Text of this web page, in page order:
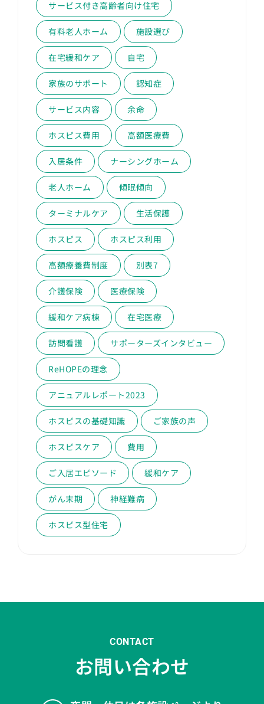
サービス付き高齢者向け住宅
有料老人ホーム 施設選び
在宅緩和ケア 自宅
家族のサポート 認知症
サービス内容 余命
ホスピス費用 高額医療費
入居条件 ナーシングホーム
老人ホーム 傾眠傾向
ターミナルケア 生活保護
ホスピス ホスピス利用
高額療養費制度 別表7
介護保険 医療保険
緩和ケア病棟 在宅医療
訪問看護 サポーターズインタビュー
ReHOPEの理念
アニュアルレポート2023
ホスピスの基礎知識 ご家族の声
ホスピスケア 費用
ご入居エピソード 緩和ケア
がん末期 神経難病
ホスピス型住宅
CONTACT
お問い合わせ